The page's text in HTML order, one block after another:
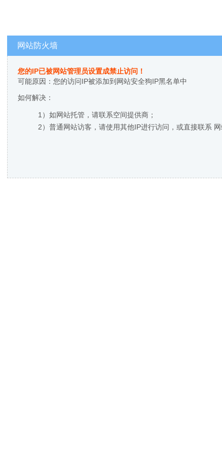
网站防火墙
您的IP已被网站管理员设置成禁止访问！
可能原因：您的访问IP被添加到网站安全狗IP黑名单中
如何解决：
1）如网站托管，请联系空间提供商；
2）普通网站访客，请使用其他IP进行访问，或直接联系 网